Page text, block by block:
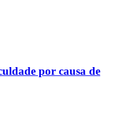
por causa de